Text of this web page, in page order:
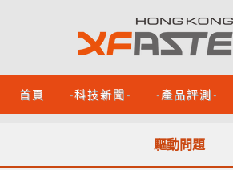
首頁 -科技新聞- -產品評測-
驅動問題